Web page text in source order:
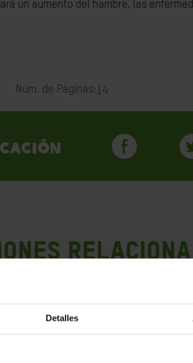
Detalles
un aumento del hambre, las
Núm. de Páginas: 14